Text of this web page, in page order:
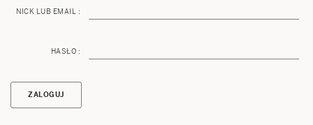
NICK LUB EMAIL :
HASŁO :